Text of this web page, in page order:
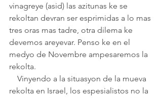
vinagreye (asid) las azitunas ke se
rekoltan devran ser esprimidas a lo mas
tres oras mas tadre, otra dilema ke
devemos areyevar. Penso ke en el
medyo de Novembre ampesaremos la
rekolta.
rekolta en Israel, los espesialistos no la